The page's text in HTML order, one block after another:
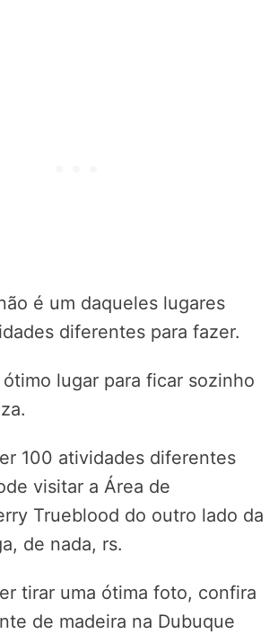
é um daqueles lugares
diferentes para fazer.
ótimo lugar para ficar sozinho
100 atividades diferentes
visitar a Área de
Trueblood do outro lado da
de nada, rs.
tirar uma ótima foto, confira
de madeira na Dubuque